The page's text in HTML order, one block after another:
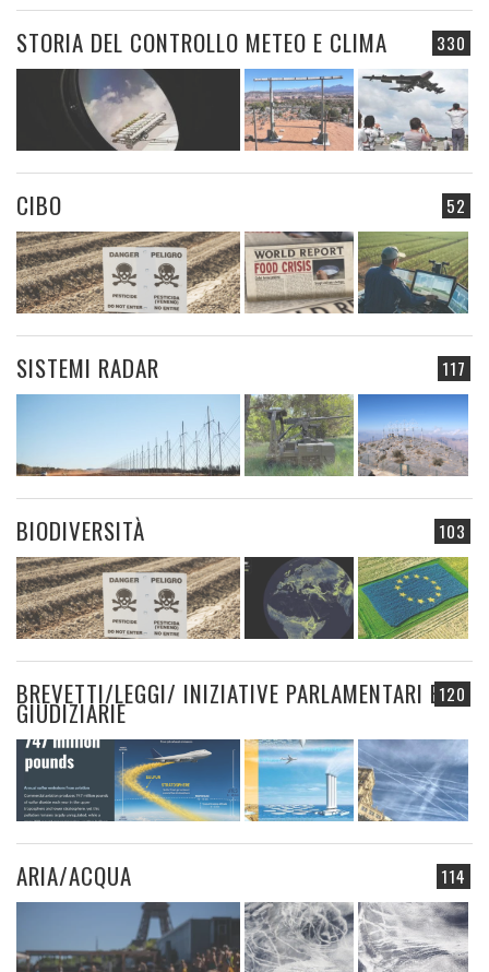
330
STORIA DEL CONTROLLO METEO E CLIMA
52
CIBO
117
SISTEMI RADAR
103
BIODIVERSITÀ
120
BREVETTI/LEGGI/ INIZIATIVE PARLAMENTARI E
GIUDIZIARIE
114
ARIA/ACQUA